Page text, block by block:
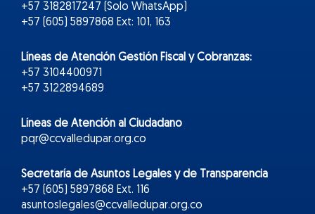
+57 3182817247 (Solo WhatsApp)
+57 (605) 5897868 Ext: 101, 163
Líneas de Atención Gestión Fiscal y Cobranzas:
+57 3104400971
+57 3122894689
Líneas de Atención al Ciudadano
pqr@ccvalledupar.org.co
Secretaría de Asuntos Legales y de Transparencia
+57 (605) 5897868 Ext. 116
asuntoslegales@ccvalledupar.org.co